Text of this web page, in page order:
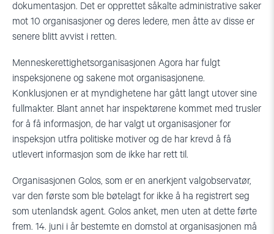
dokumentasjon. Det er opprettet såkalte administrative saker
mot 10 organisasjoner og deres ledere, men åtte av disse er
senere blitt avvist i retten.
Menneskerettighetsorganisasjonen Agora har fulgt
inspeksjonene og sakene mot organisasjonene.
Konklusjonen er at myndighetene har gått langt utover sine
fullmakter. Blant annet har inspektørene kommet med trusler
for å få informasjon, de har valgt ut organisasjoner for
inspeksjon utfra politiske motiver og de har krevd å få
utlevert informasjon som de ikke har rett til.
Organisasjonen Golos, som er en anerkjent valgobservatør,
var den første som ble bøtelagt for ikke å ha registrert seg
som utenlandsk agent. Golos anket, men uten at dette førte
frem. 14. juni i år bestemte en domstol at organisasjonen må